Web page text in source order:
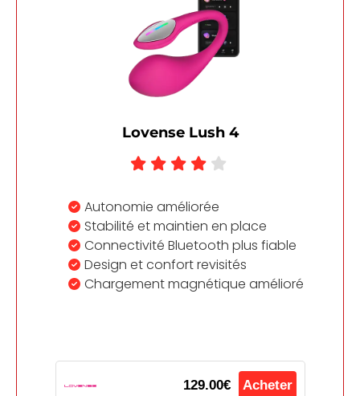
Lovense Lush 4
Autonomie améliorée
Stabilité et maintien en place
Connectivité Bluetooth plus fiable
Design et confort revisités
Chargement magnétique amélioré
129.00€ Acheter